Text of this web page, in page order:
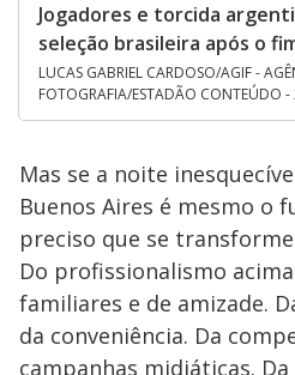
Jogadores e torcida
seleção brasileira após o
LUCAS GABRIEL CARDOSO/AGIF -
FOTOGRAFIA/ESTADÃO CONTEÚDO
Mas se a noite
Buenos Aires é mesmo o
preciso que se
Do profissionalismo
familiares e de amizade.
da conveniência. Da
campanhas midiáticas.